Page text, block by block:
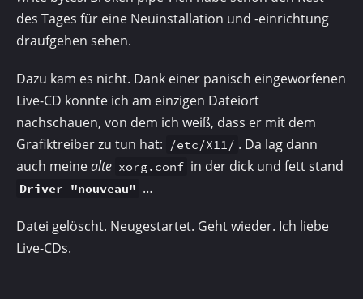
des Tages für eine Neuinstallation und -einrichtung
draufgehen sehen.
Dazu kam es nicht. Dank einer panisch eingeworfenen
Live-CD konnte ich am einzigen Datei­ort
nachschauen, von dem ich weiß, dass er mit dem
Grafiktreiber zu tun hat: /etc/X11/ . Da lag dann
auch meinealte xorg.conf in der dick und fett stand
Driver "nouveau" …
Datei gelöscht. Neugestartet. Geht wieder. Ich liebe
Live-CDs.